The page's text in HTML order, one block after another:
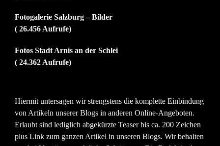
Fotogalerie Salzburg – Bilder
( 26.456 Aufrufe)
Fotos Stadt Arnis an der Schlei
( 24.362 Aufrufe)
Hiermit untersagen wir strengstens die komplette Einbindung
von Artikeln unserer Blogs in anderen Online-Angeboten.
Erlaubt sind lediglich abgekürzte Teaser bis ca. 200 Zeichen
plus Link zum ganzen Artikel in unseren Blogs. Wir behalten